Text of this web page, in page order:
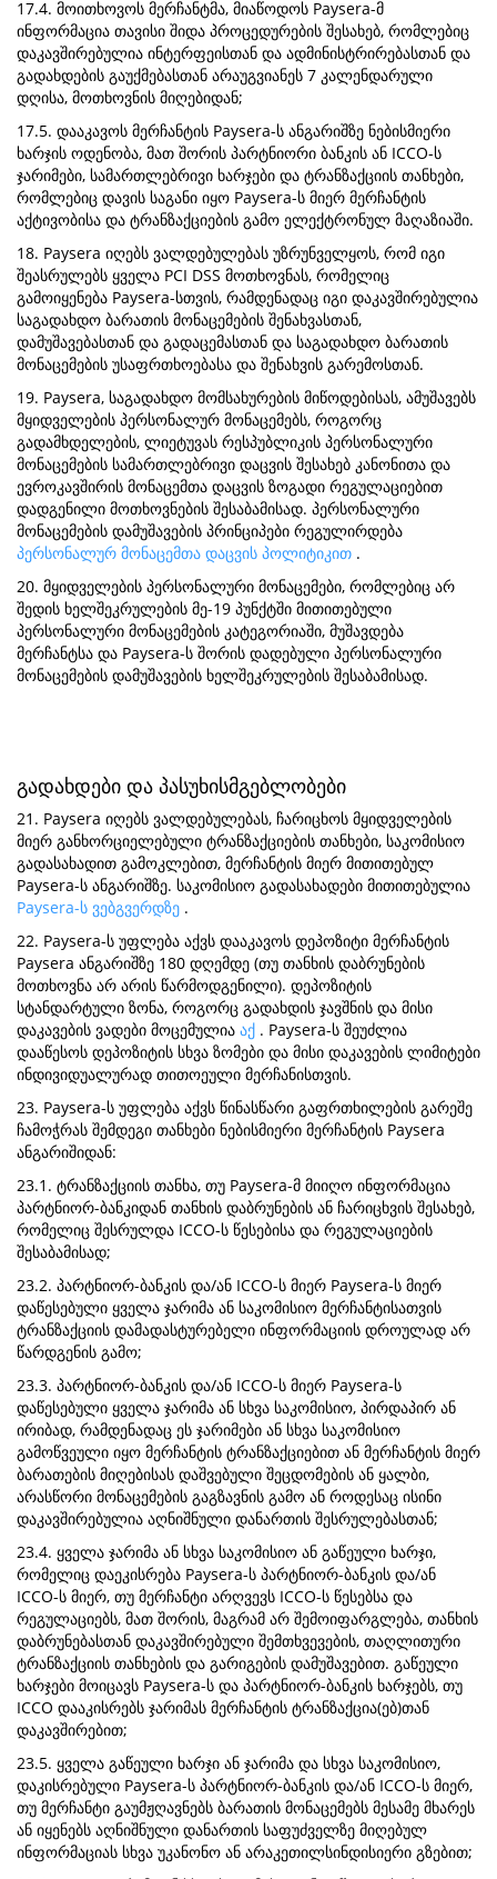
17.4. მოითხოვოს მერჩანტმა, მიაწოდოს Paysera-მ
ინფორმაცია თავისი შიდა პროცედურების შესახებ, რომლებიც
დაკავშირებულია ინტერფეისთან და ადმინისტრირებასთან და
გადახდების გაუქმებასთან არაუგვიანეს 7 კალენდარული
დღისა, მოთხოვნის მიღებიდან;
17.5. დააკავოს მერჩანტის Paysera-ს ანგარიშზე ნებისმიერი
ხარჯის ოდენობა, მათ შორის პარტნიორი ბანკის ან ICCO-ს
ჯარიმები, სამართლებრივი ხარჯები და ტრანზაქციის თანხები,
რომლებიც დავის საგანი იყო Paysera-ს მიერ მერჩანტის
აქტივობისა და ტრანზაქციების გამო ელექტრონულ მაღაზიაში.
18. Paysera იღებს ვალდებულებას უზრუნველყოს, რომ იგი
შეასრულებს ყველა PCI DSS მოთხოვნას, რომელიც
გამოიყენება Paysera-სთვის, რამდენადაც იგი დაკავშირებულია
საგადახდო ბარათის მონაცემების შენახვასთან,
დამუშავებასთან და გადაცემასთან და საგადახდო ბარათის
მონაცემების უსაფრთხოებასა და შენახვის გარემოსთან.
19. Paysera, საგადახდო მომსახურების მიწოდებისას, ამუშავებს
მყიდველების პერსონალურ მონაცემებს, როგორც
გადამხდელების, ლიეტუვას რესპუბლიკის პერსონალური
მონაცემების სამართლებრივი დაცვის შესახებ კანონითა და
ევროკავშირის მონაცემთა დაცვის ზოგადი რეგულაციებით
დადგენილი მოთხოვნების შესაბამისად. პერსონალური
მონაცემების დამუშავების პრინციპები რეგულირდება
პერსონალურ მონაცემთა დაცვის პოლიტიკით .
20. მყიდველების პერსონალური მონაცემები, რომლებიც არ
შედის ხელშეკრულების მე-19 პუნქტში მითითებული
პერსონალური მონაცემების კატეგორიაში, მუშავდება
მერჩანტსა და Paysera-ს შორის დადებული პერსონალური
მონაცემების დამუშავების ხელშეკრულების შესაბამისად.
გადახდები და პასუხისმგებლობები
21. Paysera იღებს ვალდებულებას, ჩარიცხოს მყიდველების
მიერ განხორციელებული ტრანზაქციების თანხები, საკომისიო
გადასახადით გამოკლებით, მერჩანტის მიერ მითითებულ
Paysera-ს ანგარიშზე. საკომისიო გადასახადები მითითებულია
Paysera-ს ვებგვერდზე .
22. Paysera-ს უფლება აქვს დააკავოს დეპოზიტი მერჩანტის
Paysera ანგარიშზე 180 დღემდე (თუ თანხის დაბრუნების
მოთხოვნა არ არის წარმოდგენილი). დეპოზიტის
სტანდარტული ზონა, როგორც გადახდის ჯავშნის და მისი
დაკავების ვადები მოცემულია აქ . Paysera-ს შეუძლია
დააწესოს დეპოზიტის სხვა ზომები და მისი დაკავების ლიმიტები
ინდივიდუალურად თითოეული მერჩანისთვის.
23. Paysera-ს უფლება აქვს წინასწარი გაფრთხილების გარეშე
ჩამოჭრას შემდეგი თანხები ნებისმიერი მერჩანტის Paysera
ანგარიშიდან:
23.1. ტრანზაქციის თანხა, თუ Paysera-მ მიიღო ინფორმაცია
პარტნიორ-ბანკიდან თანხის დაბრუნების ან ჩარიცხვის შესახებ,
რომელიც შესრულდა ICCO-ს წესებისა და რეგულაციების
შესაბამისად;
23.2. პარტნიორ-ბანკის და/ან ICCO-ს მიერ Paysera-ს მიერ
დაწესებული ყველა ჯარიმა ან საკომისიო მერჩანტისათვის
ტრანზაქციის დამადასტურებელი ინფორმაციის დროულად არ
წარდგენის გამო;
23.3. პარტნიორ-ბანკის და/ან ICCO-ს მიერ Paysera-ს
დაწესებული ყველა ჯარიმა ან სხვა საკომისიო, პირდაპირ ან
ირიბად, რამდენადაც ეს ჯარიმები ან სხვა საკომისიო
გამოწვეული იყო მერჩანტის ტრანზაქციებით ან მერჩანტის მიერ
ბარათების მიღებისას დაშვებული შეცდომების ან ყალბი,
არასწორი მონაცემების გაგზავნის გამო ან როდესაც ისინი
დაკავშირებულია აღნიშნული დანართის შესრულებასთან;
23.4. ყველა ჯარიმა ან სხვა საკომისიო ან გაწეული ხარჯი,
რომელიც დაეკისრება Paysera-ს პარტნიორ-ბანკის და/ან
ICCO-ს მიერ, თუ მერჩანტი არღვევს ICCO-ს წესებსა და
რეგულაციებს, მათ შორის, მაგრამ არ შემოიფარგლება, თანხის
დაბრუნებასთან დაკავშირებული შემთხვევების, თაღლითური
ტრანზაქციის თანხების და გარიგების დამუშავებით. გაწეული
ხარჯები მოიცავს Paysera-ს და პარტნიორ-ბანკის ხარჯებს, თუ
ICCO დააკისრებს ჯარიმას მერჩანტის ტრანზაქცია(ებ)თან
დაკავშირებით;
23.5. ყველა გაწეული ხარჯი ან ჯარიმა და სხვა საკომისიო,
დაკისრებული Paysera-ს პარტნიორ-ბანკის და/ან ICCO-ს მიერ,
თუ მერჩანტი გაუმჟღავნებს ბარათის მონაცემებს მესამე მხარეს
ან იყენებს აღნიშნული დანართის საფუძველზე მიღებულ
ინფორმაციას სხვა უკანონო ან არაკეთილსინდისიერი გზებით;